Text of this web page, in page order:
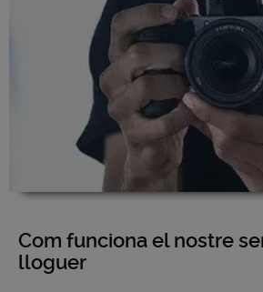
Com funciona el nostre
lloguer